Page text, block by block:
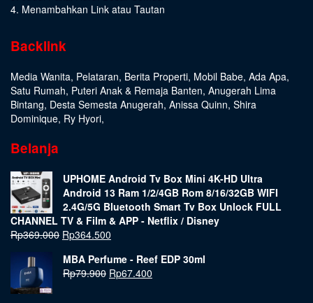
4. Menambahkan Link atau Tautan
Backlink
Media Wanita, Pelataran, Berita Properti, Mobil Babe, Ada Apa,
Satu Rumah, Puteri Anak & Remaja Banten, Anugerah Lima
Bintang, Desta Semesta Anugerah, Anissa Quinn, Shira
Dominique, Ry Hyori,
Belanja
UPHOME Android Tv Box Mini 4K-HD Ultra
Android 13 Ram 1/2/4GB Rom 8/16/32GB WIFI
2.4G/5G Bluetooth Smart Tv Box Unlock FULL
CHANNEL TV & Film & APP - Netflix / Disney
Rp369.000 Rp364.500
MBA Perfume - Reef EDP 30ml
Rp79.900 Rp67.400